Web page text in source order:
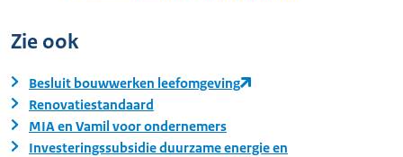
Zie ook
Besluit bouwwerken leefomgeving
Renovatiestandaard
MIA en Vamil voor ondernemers
Investeringssubsidie duurzame energie en